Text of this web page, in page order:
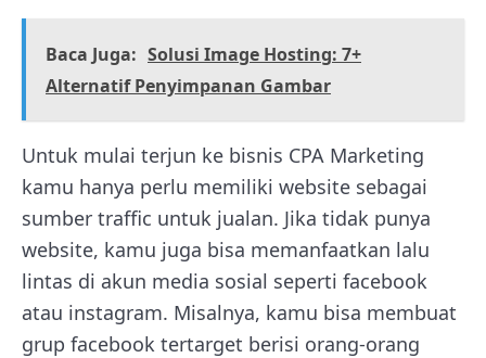
Baca Juga: Solusi Image Hosting: 7+
Alternatif Penyimpanan Gambar
Untuk mulai terjun ke bisnis CPA Marketing
kamu hanya perlu memiliki website sebagai
sumber traffic untuk jualan. Jika tidak punya
website, kamu juga bisa memanfaatkan lalu
lintas di akun media sosial seperti facebook
atau instagram. Misalnya, kamu bisa membuat
grup facebook tertarget berisi orang-orang